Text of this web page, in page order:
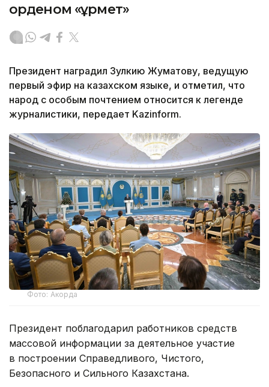
орденом «Құрмет»
Президент наградил Зулкию Жуматову, ведущую
первый эфир на казахском языке, и отметил, что
народ с особым почтением относится к легенде
журналистики, передает Kazinform.
Фото: Акорда
Президент поблагодарил работников средств
массовой информации за деятельное участие
в построении Справедливого, Чистого,
Безопасного и Сильного Казахстана.